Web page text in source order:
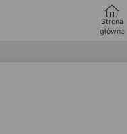
Strona
główna